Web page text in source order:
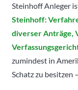
Steinhoff Anleger
Steinhoff:
diverser Anträge,
zumindest in
Schatz zu besitzen